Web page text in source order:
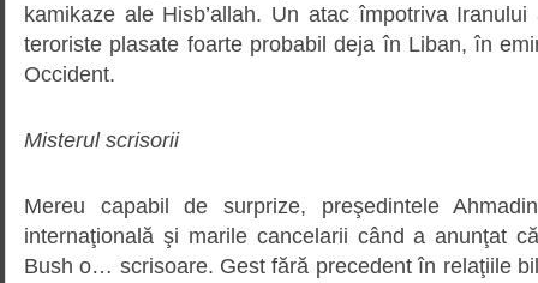
kamikaze ale Hisb’allah. Un atac împotriva
teroriste plasate foarte probabil deja în Liban, în
Occident.
Misterul scrisorii
Mereu capabil de surprize, preşedintele
internaţională şi marile cancelarii când a anunţat
Bush o… scrisoare. Gest fără precedent în relaţiile